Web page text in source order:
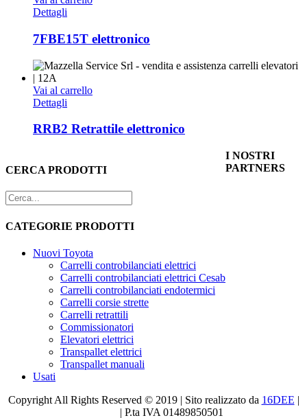
Dettagli
7FBE15T elettronico
Vai al carrello
Dettagli
RRB2 Retrattile elettronico
CERCA PRODOTTI
CATEGORIE PRODOTTI
Nuovi Toyota
Carrelli controbilanciati elettrici
Carrelli controbilanciati elettrici Cesab
Carrelli controbilanciati endotermici
Carrelli corsie strette
Carrelli retrattili
Commissionatori
Elevatori elettrici
Transpallet elettrici
Transpallet manuali
Usati
I NOSTRI
PARTNERS
Copyright All Rights Reserved © 2019 | Sito realizzato da 16DEE |
| P.ta IVA 01489850501